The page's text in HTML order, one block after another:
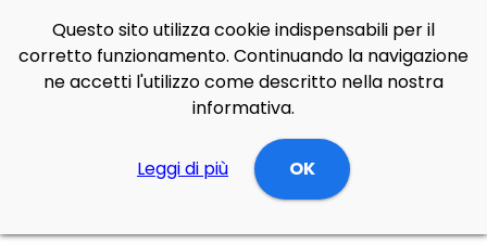
Illuminazione Online Abruzzo
L'Aquila
Questo sito utilizza cookie indispensabili per il
corretto funzionamento. Continuando la navigazione
ne accetti l'utilizzo come descritto nella nostra
informativa.
Leggi di più OK